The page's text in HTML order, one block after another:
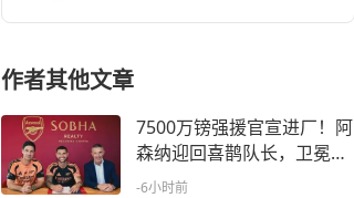
作者其他文章
7500万镑强援官宣进厂！阿
森纳迎回喜鹊队长，卫冕拼
图终得圆满
-6小时前